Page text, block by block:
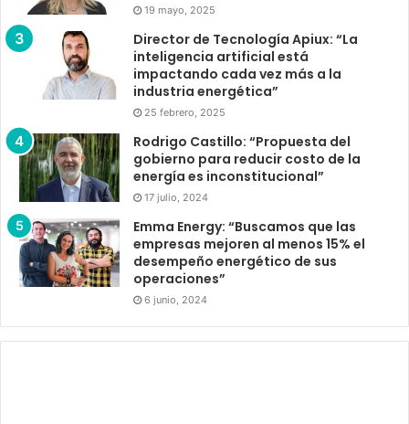
19 mayo, 2025
Director de Tecnología Apiux: “La
inteligencia artificial está
impactando cada vez más a la
industria energética”
25 febrero, 2025
Rodrigo Castillo: “Propuesta del
gobierno para reducir costo de la
energía es inconstitucional”
17 julio, 2024
Emma Energy: “Buscamos que las
empresas mejoren al menos 15% el
desempeño energético de sus
operaciones”
6 junio, 2024